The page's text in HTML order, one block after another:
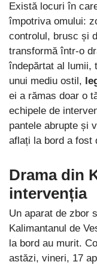
Există locuri în
împotriva omului:
controlul, brusc și
transformă într-o
îndepărtat al lumii,
unui mediu ostil,
ei a rămas doar o
echipele de
pantele abrupte și
aflați la bord a fost
Drama din
intervenția
Un aparat de zbor
Kalimantanul de
la bord au murit.
astăzi, vineri, 17